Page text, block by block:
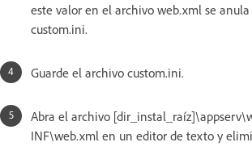
este valor en el archivo web.xml se
custom.ini.
Guarde el archivo custom.ini.
Abra el archivo
INF\web.xml en un editor de texto y